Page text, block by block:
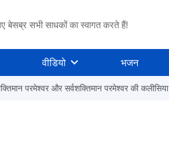
बेसब्र सभी साधकों का स्वागत करते हैं!
वीडियो भजन
परमेश्वर और सर्वशक्तिमान परमेश्वर की कलीसिया